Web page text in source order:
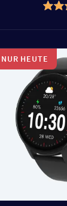
NUR HEUTE